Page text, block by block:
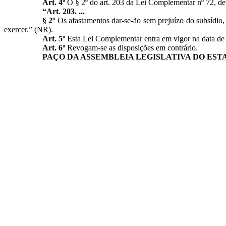
Art. 4º O § 2º do art. 203 da Lei Complementar nº 72,
“Art. 203. ...
§ 2º Os afastamentos dar-se-ão sem prejuízo do
exercer.” (NR).
Art. 5º Esta Lei Complementar entra em vigor na data
Art. 6º Revogam-se as disposições em contrário.
PAÇO DA ASSEMBLEIA LEGISLATIVA DO